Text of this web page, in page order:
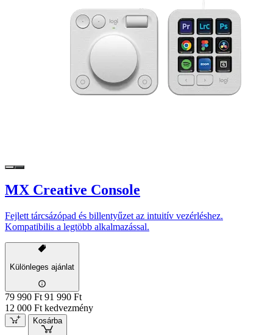
MX Creative Console
Fejlett tárcsázópad és billentyűzet az intuitív vezérléshez.
Kompatibilis a legtöbb alkalmazással.
Különleges ajánlat
79 990 Ft 91 990 Ft
12 000 Ft kedvezmény
Kosárba